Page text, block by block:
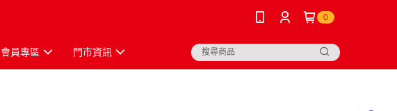
0
會員專區 門市資訊